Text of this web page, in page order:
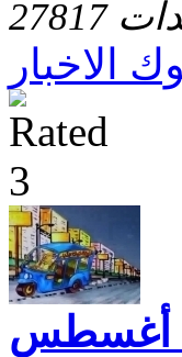
الاخبار